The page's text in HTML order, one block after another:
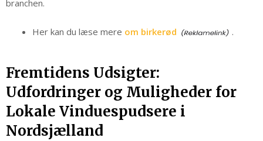
branchen.
Her kan du læse mere om birkerød .
Fremtidens Udsigter:
Udfordringer og Muligheder for
Lokale Vinduespudsere i
Nordsjælland